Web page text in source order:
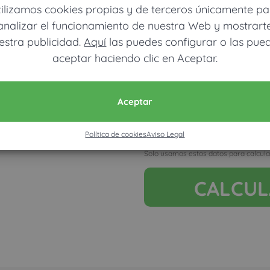
cookies propias y de terceros únicamente
el funcionamiento de nuestra Web y
publicidad.Aquí las puedes configurar o las
aceptar haciendo clic en Aceptar.
Aceptar
Política de cookiesAviso Legal
Ver mapa más grande
Móvil (Enviamos resultados vía
Acepto la nota legal y RGPD
Solo usamos estos datos para